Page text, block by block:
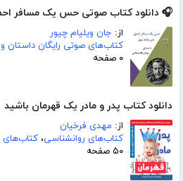
🎧 دانلود کتاب صوتی حس یک مسافر
از: جان ویلیام چیور
کتاب‌های صوتی رایگان داستان و
۰ صفحه
دانلود کتاب پدر و مادر یک قهرمان باشید
از: مهدی فرخیان
کتاب‌های روانشناسی، کتاب‌های
۵۰ صفحه